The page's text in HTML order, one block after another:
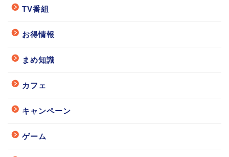
TV番組
お得情報
まめ知識
カフェ
キャンペーン
ゲーム